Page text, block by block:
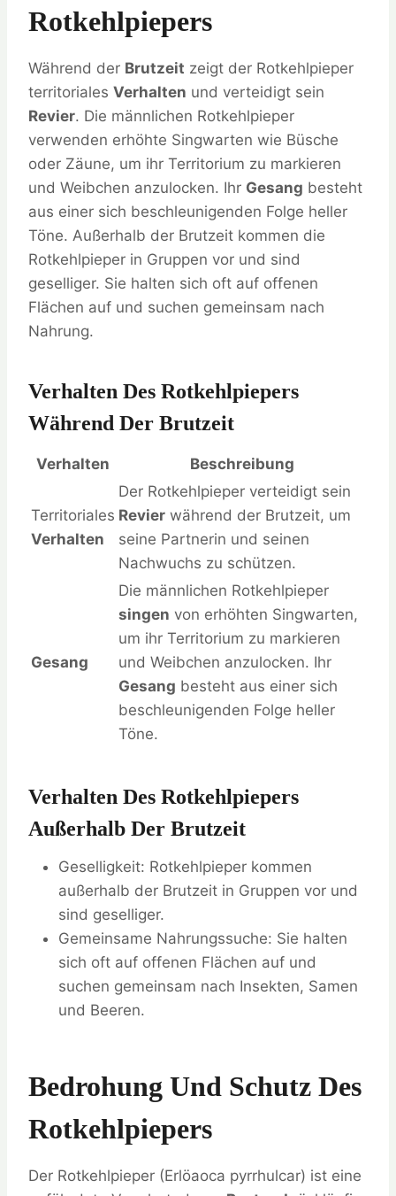
Rotkehlpiepers
Während der Brutzeit zeigt der Rotkehlpieper
territoriales Verhalten und verteidigt sein
Revier. Die männlichen Rotkehlpieper
verwenden erhöhte Singwarten wie Büsche
oder Zäune, um ihr Territorium zu markieren
und Weibchen anzulocken. Ihr Gesang besteht
aus einer sich beschleunigenden Folge heller
Töne. Außerhalb der Brutzeit kommen die
Rotkehlpieper in Gruppen vor und sind
geselliger. Sie halten sich oft auf offenen
Flächen auf und suchen gemeinsam nach
Nahrung.
Verhalten Des Rotkehlpiepers
Während Der Brutzeit
Verhalten Beschreibung
Territoriales
Verhalten
Der Rotkehlpieper verteidigt sein
Revier während der Brutzeit, um
seine Partnerin und seinen
Nachwuchs zu schützen.
Gesang
Die männlichen Rotkehlpieper
singen von erhöhten Singwarten,
um ihr Territorium zu markieren
und Weibchen anzulocken. Ihr
Gesang besteht aus einer sich
beschleunigenden Folge heller
Töne.
Verhalten Des Rotkehlpiepers
Außerhalb Der Brutzeit
Geselligkeit: Rotkehlpieper kommen
außerhalb der Brutzeit in Gruppen vor und
sind geselliger.
Gemeinsame Nahrungssuche: Sie halten
sich oft auf offenen Flächen auf und
suchen gemeinsam nach Insekten, Samen
und Beeren.
Bedrohung Und Schutz Des
Rotkehlpiepers
Der Rotkehlpieper (Erlöaoca pyrrhulcar) ist eine